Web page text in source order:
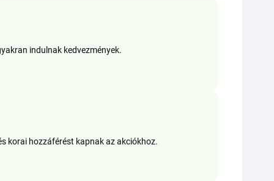
indulnak kedvezmények.
korai hozzáférést kapnak az akciókhoz.